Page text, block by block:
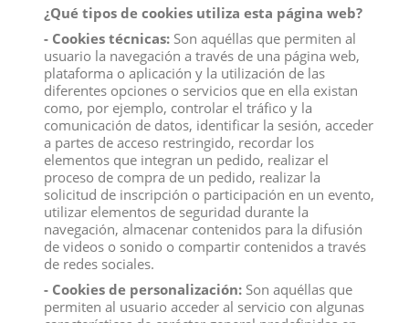
FIGURAS DINOSAURIOS DE 12 CM DE COMANSI,
EXPO 24 UNIDADES
Referencia 97014
Colecciona los dinosaurios de Comansi , 12 modelos diferentes.
Diplodocus, Parasaurolophus, Euoplocephalus, Allosaurus, Dimetrodom,
Tyranosaurus rex, Triceratops, Stegosaurus, Eomontosaurus, Triceratops,
Brachyosaurus.
Medidas 12 cm
¿Qué tipos de cookies utiliza esta página web?
- Cookies técnicas: Son aquéllas que permiten al
usuario la navegación a través de una página web,
plataforma o aplicación y la utilización de las
diferentes opciones o servicios que en ella existan
como, por ejemplo, controlar el tráfico y la
comunicación de datos, identificar la sesión, acceder
a partes de acceso restringido, recordar los
elementos que integran un pedido, realizar el
proceso de compra de un pedido, realizar la
solicitud de inscripción o participación en un evento,
utilizar elementos de seguridad durante la
navegación, almacenar contenidos para la difusión
de videos o sonido o compartir contenidos a través
de redes sociales.
- Cookies de personalización: Son aquéllas que
permiten al usuario acceder al servicio con algunas